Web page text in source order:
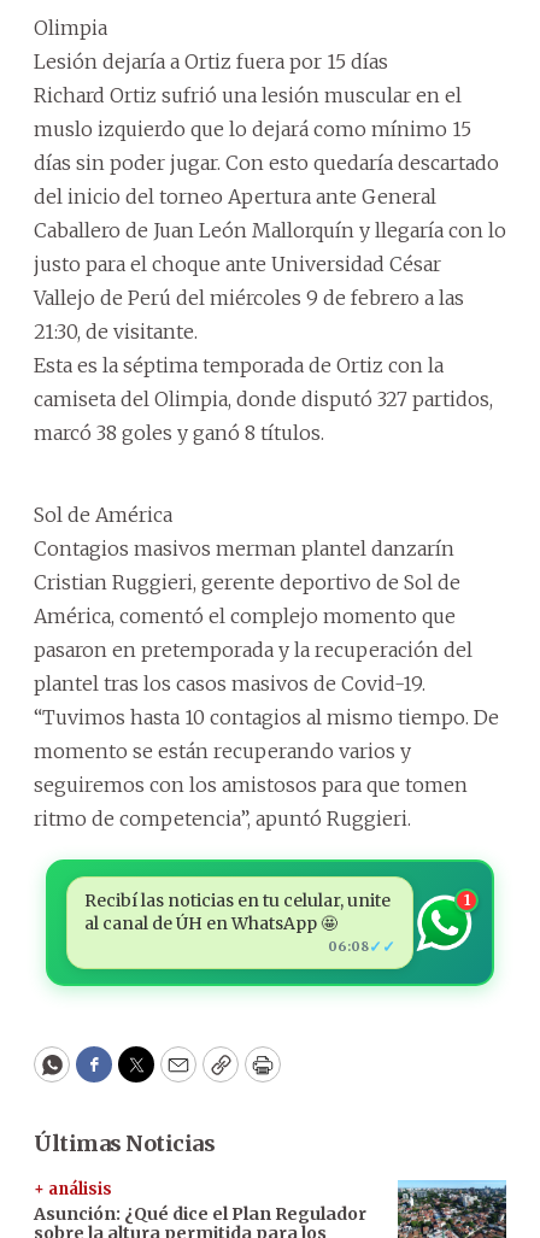
Olimpia
Lesión dejaría a Ortiz fuera por 15 días
Richard Ortiz sufrió una lesión muscular en el
muslo izquierdo que lo dejará como mínimo 15
días sin poder jugar. Con esto quedaría descartado
del inicio del torneo Apertura ante General
Caballero de Juan León Mallorquín y llegaría con lo
justo para el choque ante Universidad César
Vallejo de Perú del miércoles 9 de febrero a las
21:30, de visitante.
Esta es la séptima temporada de Ortiz con la
camiseta del Olimpia, donde disputó 327 partidos,
marcó 38 goles y ganó 8 títulos.
Sol de América
Contagios masivos merman plantel danzarín
Cristian Ruggieri, gerente deportivo de Sol de
América, comentó el complejo momento que
pasaron en pretemporada y la recuperación del
plantel tras los casos masivos de Covid-19.
“Tuvimos hasta 10 contagios al mismo tiempo. De
momento se están recuperando varios y
seguiremos con los amistosos para que tomen
ritmo de competencia”, apuntó Ruggieri.
Recibí las noticias en tu celular, unite
al canal de ÚH en WhatsApp 🤩
06:08✓✓
1
WhatsApp
Facebook
Twitter
EmailCopyPrint
Últimas Noticias
+ análisis
Asunción: ¿Qué dice el Plan Regulador
sobre la altura permitida para los